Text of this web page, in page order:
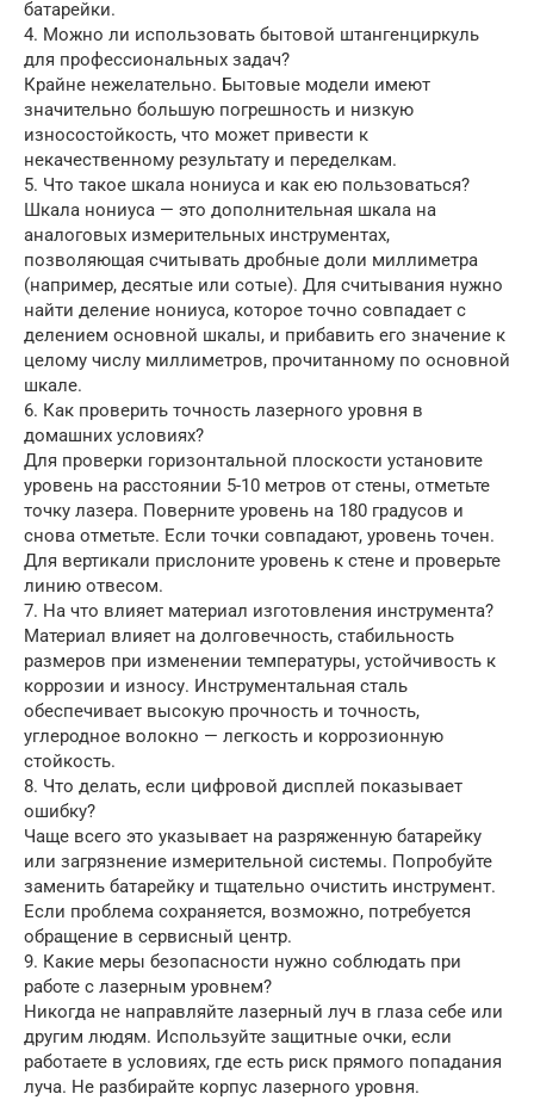
батарейки.
4. Можно ли использовать бытовой штангенциркуль
для профессиональных задач?
Крайне нежелательно. Бытовые модели имеют
значительно большую погрешность и низкую
износостойкость, что может привести к
некачественному результату и переделкам.
5. Что такое шкала нониуса и как ею пользоваться?
Шкала нониуса — это дополнительная шкала на
аналоговых измерительных инструментах,
позволяющая считывать дробные доли миллиметра
(например, десятые или сотые). Для считывания нужно
найти деление нониуса, которое точно совпадает с
делением основной шкалы, и прибавить его значение к
целому числу миллиметров, прочитанному по основной
шкале.
6. Как проверить точность лазерного уровня в
домашних условиях?
Для проверки горизонтальной плоскости установите
уровень на расстоянии 5-10 метров от стены, отметьте
точку лазера. Поверните уровень на 180 градусов и
снова отметьте. Если точки совпадают, уровень точен.
Для вертикали прислоните уровень к стене и проверьте
линию отвесом.
7. На что влияет материал изготовления инструмента?
Материал влияет на долговечность, стабильность
размеров при изменении температуры, устойчивость к
коррозии и износу. Инструментальная сталь
обеспечивает высокую прочность и точность,
углеродное волокно — легкость и коррозионную
стойкость.
8. Что делать, если цифровой дисплей показывает
ошибку?
Чаще всего это указывает на разряженную батарейку
или загрязнение измерительной системы. Попробуйте
заменить батарейку и тщательно очистить инструмент.
Если проблема сохраняется, возможно, потребуется
обращение в сервисный центр.
9. Какие меры безопасности нужно соблюдать при
работе с лазерным уровнем?
Никогда не направляйте лазерный луч в глаза себе или
другим людям. Используйте защитные очки, если
работаете в условиях, где есть риск прямого попадания
луча. Не разбирайте корпус лазерного уровня.